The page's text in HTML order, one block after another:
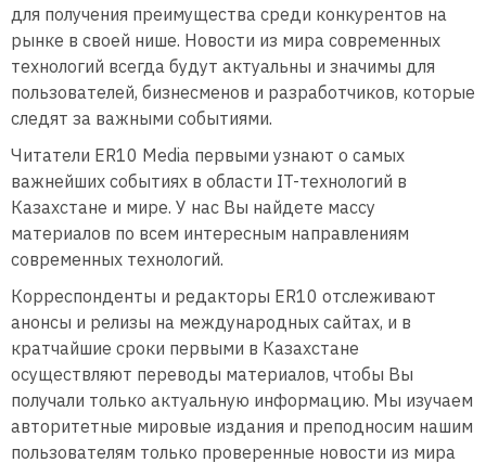
для получения преимущества среди конкурентов на
рынке в своей нише. Новости из мира современных
технологий всегда будут актуальны и значимы для
пользователей, бизнесменов и разработчиков, которые
следят за важными событиями.
Читатели ER10 Media первыми узнают о самых
важнейших событиях в области IT-технологий в
Казахстане и мире. У нас Вы найдете массу
материалов по всем интересным направлениям
современных технологий.
Корреспонденты и редакторы ER10 отслеживают
анонсы и релизы на международных сайтах, и в
кратчайшие сроки первыми в Казахстане
осуществляют переводы материалов, чтобы Вы
получали только актуальную информацию. Мы изучаем
авторитетные мировые издания и преподносим нашим
пользователям только проверенные новости из мира